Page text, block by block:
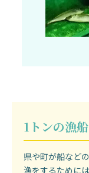
1トンの漁
県や町が船など
漁をするために